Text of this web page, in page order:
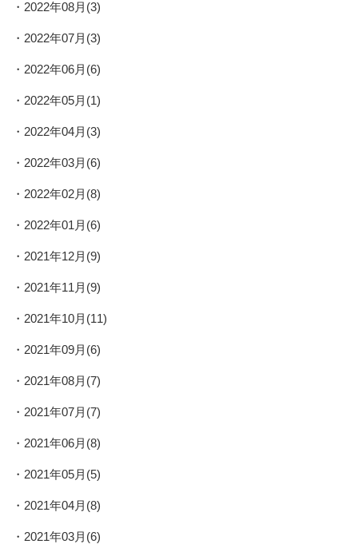
2022年08月(3)
2022年07月(3)
2022年06月(6)
2022年05月(1)
2022年04月(3)
2022年03月(6)
2022年02月(8)
2022年01月(6)
2021年12月(9)
2021年11月(9)
2021年10月(11)
2021年09月(6)
2021年08月(7)
2021年07月(7)
2021年06月(8)
2021年05月(5)
2021年04月(8)
2021年03月(6)